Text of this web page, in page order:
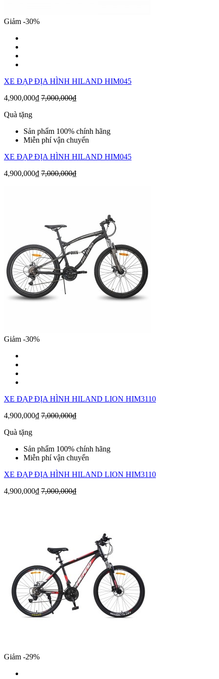
Giảm -30%
XE ĐẠP ĐỊA HÌNH HILAND HIM045
4,900,000₫ 7,000,000₫
Quà tặng
Sản phẩm 100% chính hãng
Miễn phí vận chuyển
XE ĐẠP ĐỊA HÌNH HILAND HIM045
4,900,000₫ 7,000,000₫
Giảm -30%
XE ĐẠP ĐỊA HÌNH HILAND LION HIM3110
4,900,000₫ 7,000,000₫
Quà tặng
Sản phẩm 100% chính hãng
Miễn phí vận chuyển
XE ĐẠP ĐỊA HÌNH HILAND LION HIM3110
4,900,000₫ 7,000,000₫
Giảm -29%